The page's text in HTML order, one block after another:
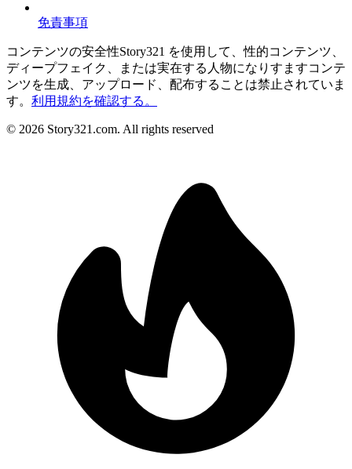
免責事項
コンテンツの安全性Story321 を使用して、性的コンテンツ、
ディープフェイク、または実在する人物になりすますコンテ
ンツを生成、アップロード、配布することは禁止されていま
す。 利用規約を確認する。
© 2026 Story321.com. All rights reserved